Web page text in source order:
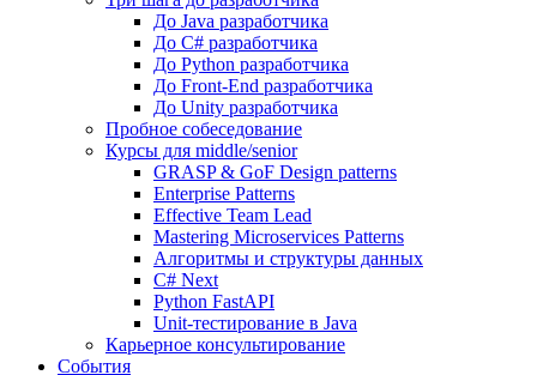
До Java разработчика
До C# разработчика
До Python разработчика
До Front-End разработчика
До Unity разработчика
Пробное собеседование
Курсы для middle/senior
GRASP & GoF Design patterns
Enterprise Patterns
Effective Team Lead
Mastering Microservices Patterns
Алгоритмы и структуры данных
C# Next
Python FastAPI
Unit-тестирование в Java
Карьерное консультирование
События